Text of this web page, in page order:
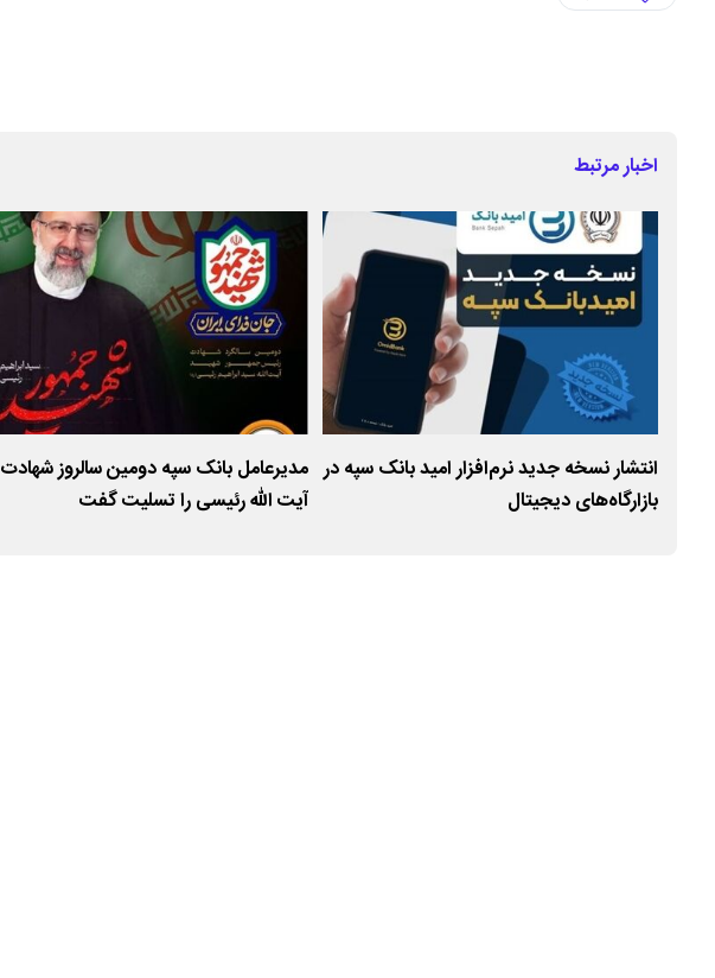
اخبار مرتبط
انتشار نسخه جدید نرم‌افزار امید بانک سپه در
بازارگاه‌های دیجیتال
مدیرعامل بانک سپه دومین سالروز شهادت
آیت الله رئیسی را تسلیت گفت